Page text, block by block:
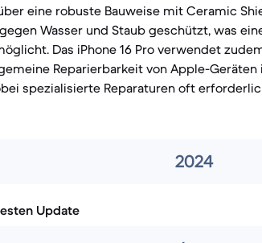
eine robuste Bauweise mit Ceramic
Wasser und Staub geschützt, was
Das iPhone 16 Pro verwendet
Reparierbarkeit von Apple-
spezialisierte Reparaturen oft
2024
Update